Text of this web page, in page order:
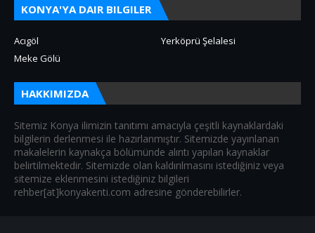
KONYA'YA DAIR BILGILER
Acıgöl
Yerköprü Şelalesi
Meke Gölü
HAKKIMIZDA
Sitemiz Konya ilimizin tanıtımı amacıyla çeşitli kaynaklardaki
bilgilerin derlenmesi ile hazırlanmıştır. Sitemizde yayınlanan
makalelerin kaynakça bölümünde alıntı yapılan kaynaklar
belirtilmektedir. Sitemizde olan kaldırılmasını istediğiniz veya
sitemize eklenmesini istediğiniz bilgileri
rehber[at]konyakenti.com adresine gönderebilirler.